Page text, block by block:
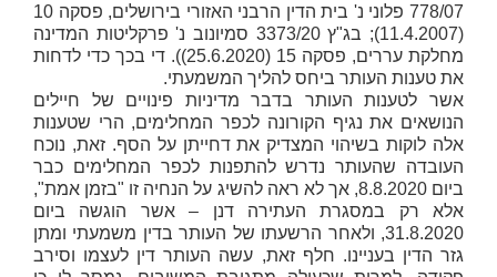
778/07 פלוני נ' בית הדין הרבני האזורי בירושלים
, פסקה 10
(11.4.2007); בג"ץ 3373/20
סמיונוב נ' פרקליטות המדינה
מחלקת עררים
, פסקה 15 (25.6.2020)). די בכך כדי לדחות
את טענות העותר ביחס להליך המשמעתי.
אשר לטענות העותר בדבר מדיניות פינויים של חיילים
הנושאים את נגיף הקורונה לכפר המחלימים, הרי שטענות
אלה לוקות בשיהוי המצדיק את דחייתן על הסף. זאת, נוכח
העובדה שהעותר נדרש להתפנות לכפר המחלימים כבר
ביום 8.8.2020, אך לא ראה להשיג על הנחיה זו "בזמן אמת",
אלא רק במסגרת העתירה דנן – אשר הוגשה ביום
31.8.2020, ולאחר הרשעתו של העותר בדין משמעתי ומתן
גזר הדין בעניינו. חלף זאת, עשה העותר דין לעצמו וסירב